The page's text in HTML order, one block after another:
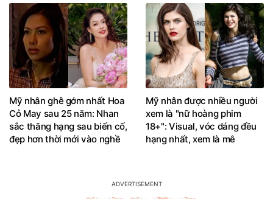
Mỹ nhân ghê gớm nhất Hoa
Cỏ May sau 25 năm: Nhan
sắc thăng hạng sau biến cố,
đẹp hơn thời mới vào nghề
Mỹ nhân được nhiều người
xem là "nữ hoàng phim
18+": Visual, vóc dáng đều
hạng nhất, xem là mê